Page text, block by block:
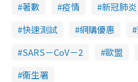
著數 疫情 新冠肺炎
快速測試
網購優惠
SARS－CoV－2
歐盟
衞生署